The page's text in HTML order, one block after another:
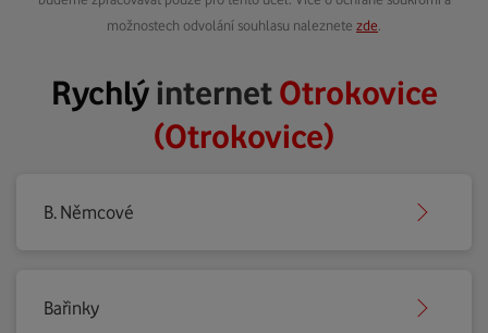
možnostech odvolání souhlasu naleznete zde
RychlýinternetOtrokovice
(Otrokovice)
B. Němcové
Bařinky